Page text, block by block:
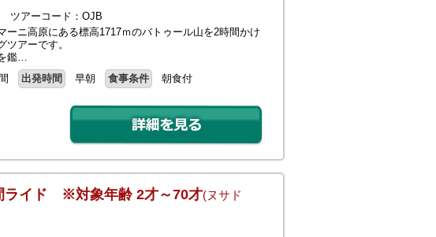
ツアーコード：OJB
ーニ高原にある標高1717ｍのバトゥール山を2時間かけ
ツアーです。
鑑…
出発時間 早朝 食事条件 朝食付
ライド ※対象年齢 2才～70才(ヌサド